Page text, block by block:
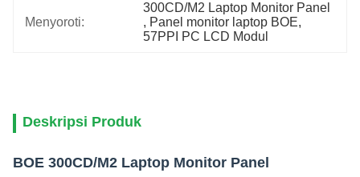
Menyoroti:
300CD/M2 Laptop Monitor Panel
, Panel monitor laptop BOE,
57PPI PC LCD Modul
Deskripsi Produk
BOE 300CD/M2 Laptop Monitor Panel